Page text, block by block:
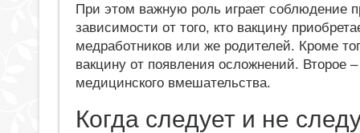
При этом важную роль играет соблюдение
зависимости от того, кто вакцину
медработников или же родителей. Кроме
вакцину от появления осложнений. Второе
медицинского вмешательства.
Когда следует и не